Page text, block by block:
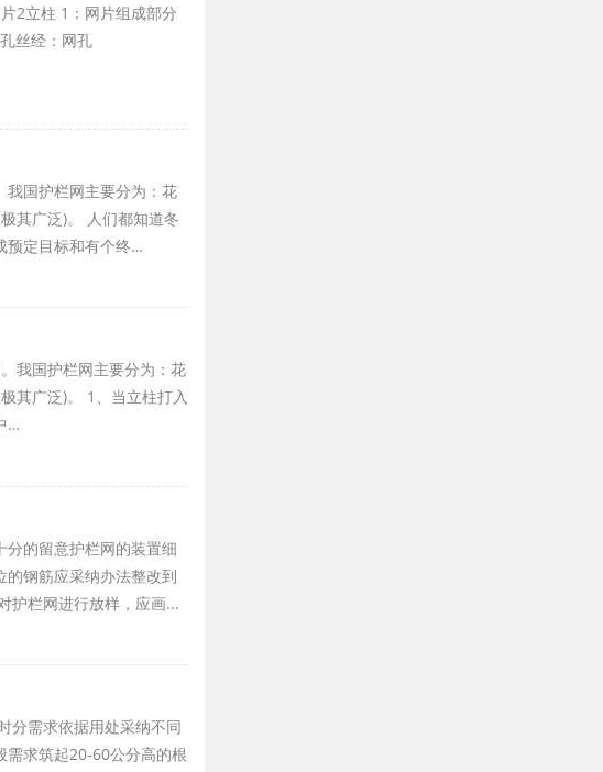
2立柱 1：网片组成部分
丝经：网孔
我国护栏网主要分为：花
其广泛)。 人们都知道冬
预定目标和有个终…
我国护栏网主要分为：花
其广泛)。 1、当立柱打入
…
的留意护栏网的装置细
钢筋应采纳办法整改到
护栏网进行放样，应画...
分需求依据用处采纳不同
需求筑起20-60公分高的根